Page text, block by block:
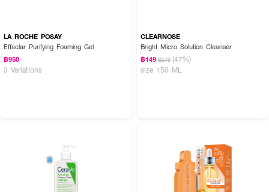
LA ROCHE POSAY
Effaclar Purifying Foaming Gel
฿950
3 Variations
CLEARNOSE
Bright Micro Solution Cleanser
฿149 ฿279 (47%)
size 150 ML